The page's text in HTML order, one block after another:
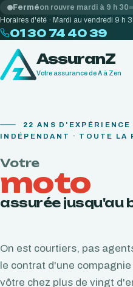
Ferméon rouvre mardi à 9 h 30
Horaires d'été · Mardi au vendredi 9 h
01 30 74 40 39
AssuranZ
Votre assurance de A à Zen
22 ANS D'EXPÉRIENCE
INDÉPENDANT · TOUTE LA
Votre
moto
assurée jusqu'au
On est courtiers, pas
le contrat d'une
vôtre chez plus de vingt